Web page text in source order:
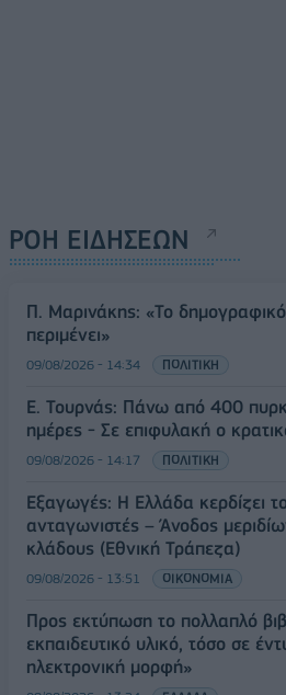
ΡΟΗ ΕΙΔΗΣΕΩΝ
Π. Μαρινάκης: «Το
περιμένει»
09/08/2026 - 14:34 ΠΟΛΙΤΙΚΗ
Ε. Τουρνάς: Πάνω από 400
ημέρες - Σε επιφυλακή ο
09/08/2026 - 14:17 ΠΟΛΙΤΙΚΗ
Εξαγωγές: Η Ελλάδα κερδίζει
ανταγωνιστές – Άνοδος
κλάδους (Εθνική Τράπεζα)
09/08/2026 - 13:51 ΟΙΚΟΝΟΜΙΑ
Προς εκτύπωση το πολλαπλό
εκπαιδευτικό υλικό, τόσο σε
ηλεκτρονική μορφή»